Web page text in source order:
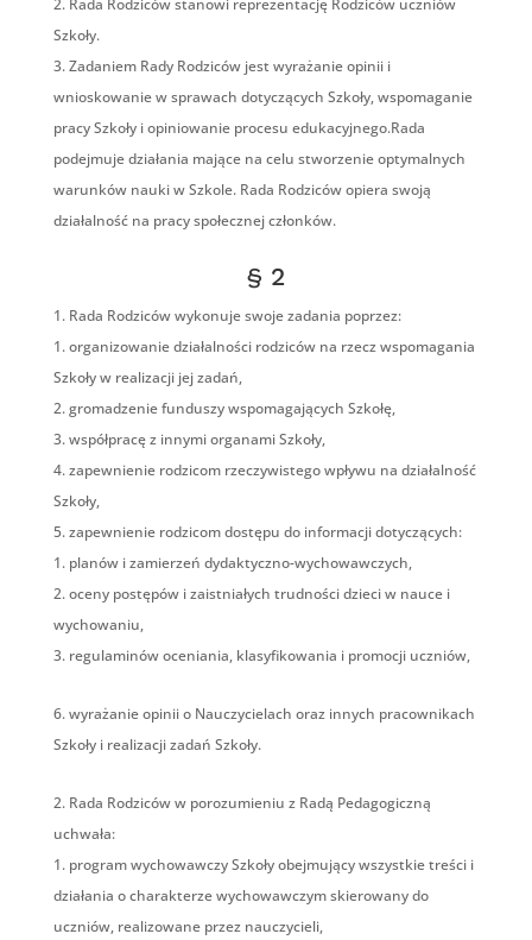
Rada Rodziców stanowi reprezentację Rodziców uczniów
Szkoły.
Zadaniem Rady Rodziców jest wyrażanie opinii i
wnioskowanie w sprawach dotyczących Szkoły, wspomaganie
pracy Szkoły i opiniowanie procesu edukacyjnego.Rada
podejmuje działania mające na celu stworzenie optymalnych
warunków nauki w Szkole. Rada Rodziców opiera swoją
działalność na pracy społecznej członków.
§ 2
Rada Rodziców wykonuje swoje zadania poprzez:
organizowanie działalności rodziców na rzecz wspomagania
Szkoły w realizacji jej zadań,
gromadzenie funduszy wspomagających Szkołę,
współpracę z innymi organami Szkoły,
zapewnienie rodzicom rzeczywistego wpływu na działalność
Szkoły,
zapewnienie rodzicom dostępu do informacji dotyczących:
planów i zamierzeń dydaktyczno-wychowawczych,
oceny postępów i zaistniałych trudności dzieci w nauce i
wychowaniu,
regulaminów oceniania, klasyfikowania i promocji uczniów,
wyrażanie opinii o Nauczycielach oraz innych pracownikach
Szkoły i realizacji zadań Szkoły.
Rada Rodziców w porozumieniu z Radą Pedagogiczną
uchwała:
program wychowawczy Szkoły obejmujący wszystkie treści i
działania o charakterze wychowawczym skierowany do
uczniów, realizowane przez nauczycieli,